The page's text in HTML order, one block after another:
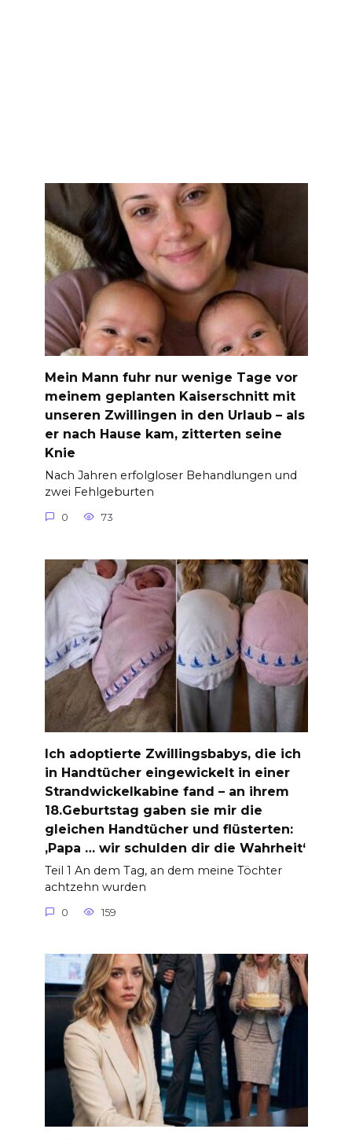
Mein Mann fuhr nur wenige Tage vor
meinem geplanten Kaiserschnitt mit
unseren Zwillingen in den Urlaub – als
er nach Hause kam, zitterten seine
Knie
Nach Jahren erfolgloser Behandlungen und
zwei Fehlgeburten
0 73
Ich adoptierte Zwillingsbabys, die ich
in Handtücher eingewickelt in einer
Strandwickelkabine fand – an ihrem
18.Geburtstag gaben sie mir die
gleichen Handtücher und flüsterten:
‚Papa … wir schulden dir die Wahrheit‘
Teil 1 An dem Tag, an dem meine Töchter
achtzehn wurden
0 159